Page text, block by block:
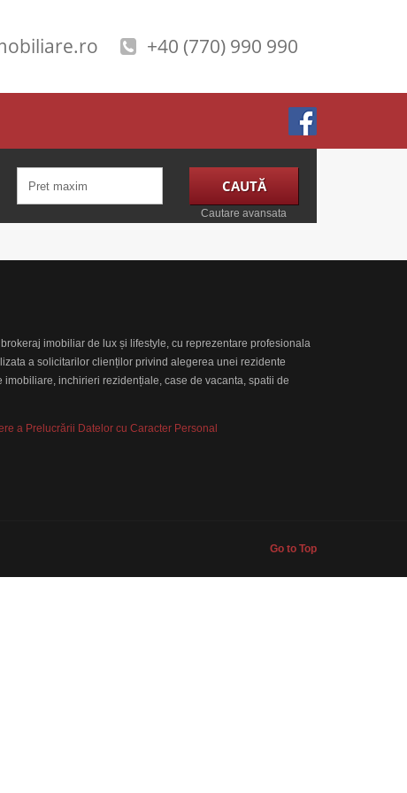
+40 (770) 990 990
Cautare avansata
imobiliar de lux și lifestyle, cu reprezentare profesionala
a solicitarilor clienților privind alegerea unei rezidente
inchirieri rezidențiale, case de vacanta, spatii de
a Prelucrării Datelor cu Caracter Personal
Go to Top